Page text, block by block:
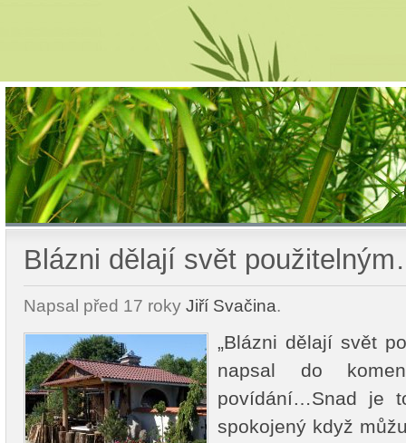
Blázni dělají svět
Napsal před 17 roky Jiří Svačina.
„Blázni dělají svět
napsal do
povídání…Snad je
spokojený když